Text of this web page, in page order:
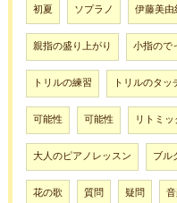
初夏 ソプラノ 伊藤美由
親指の盛り上がり 小指ので
トリルの練習 トリルのタッ
可能性 可能性 リトミッ
大人のピアノレッスン ブル
花の歌 質問 疑問